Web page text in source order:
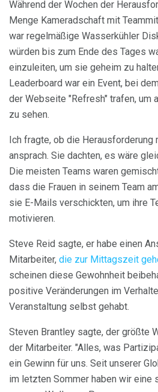
Während der Wochen der
Menge Kameradschaft mit
war regelmäßige Wasserkühler
würden bis zum Ende des Tages
einzuleiten, um sie geheim zu
Leaderboard war ein Event, bei
der Webseite "Refresh" trafen, um
zu sehen.
Ich fragte, ob die Herausforderung
ansprach. Sie dachten, es wäre
Die meisten Teams waren
dass die Frauen in seinem Team
sie E-Mails verschickten, um ihre
motivieren.
Steve Reid sagte, er habe einen
Mitarbeiter, die zur Mittagszeit
scheinen diese Gewohnheit
positive Veränderungen im
Veranstaltung selbst gehabt.
Steven Brantley sagte, der größte
der Mitarbeiter. "Alles, was
ein Gewinn für uns. Seit unserer
im letzten Sommer haben wir eine